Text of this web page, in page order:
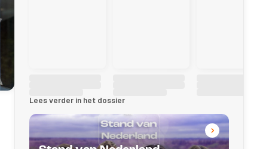
Lees verder in het dossier